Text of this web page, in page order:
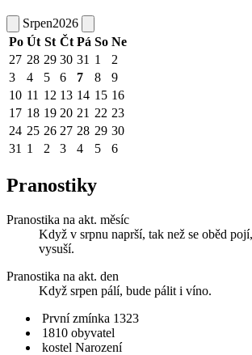
Srpen2026
Po Út St Čt Pá So Ne
27 28 29 30 31 1
2
3
4 5 6 7 8
9
10 11 12 13 14 15 16
17 18 19 20 21 22 23
24 25 26 27 28 29 30
31 1 2 3 4 5 6
Pranostiky
Pranostika na akt. měsíc
Když v srpnu naprší, tak než se oběd
vysuší.
Pranostika na akt. den
Když srpen pálí, bude pálit i víno.
První zmínka 1323
1810 obyvatel
kostel Narození